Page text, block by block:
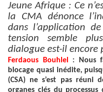
Jeune Afrique : Ce
la CMA dénonce
dans l’application
tension semble
dialogue est-il encore
Ferdaous Bouhlel : Nous
blocage quasi inédite,
(CSA) ne s’est pas réuni
organes clés du